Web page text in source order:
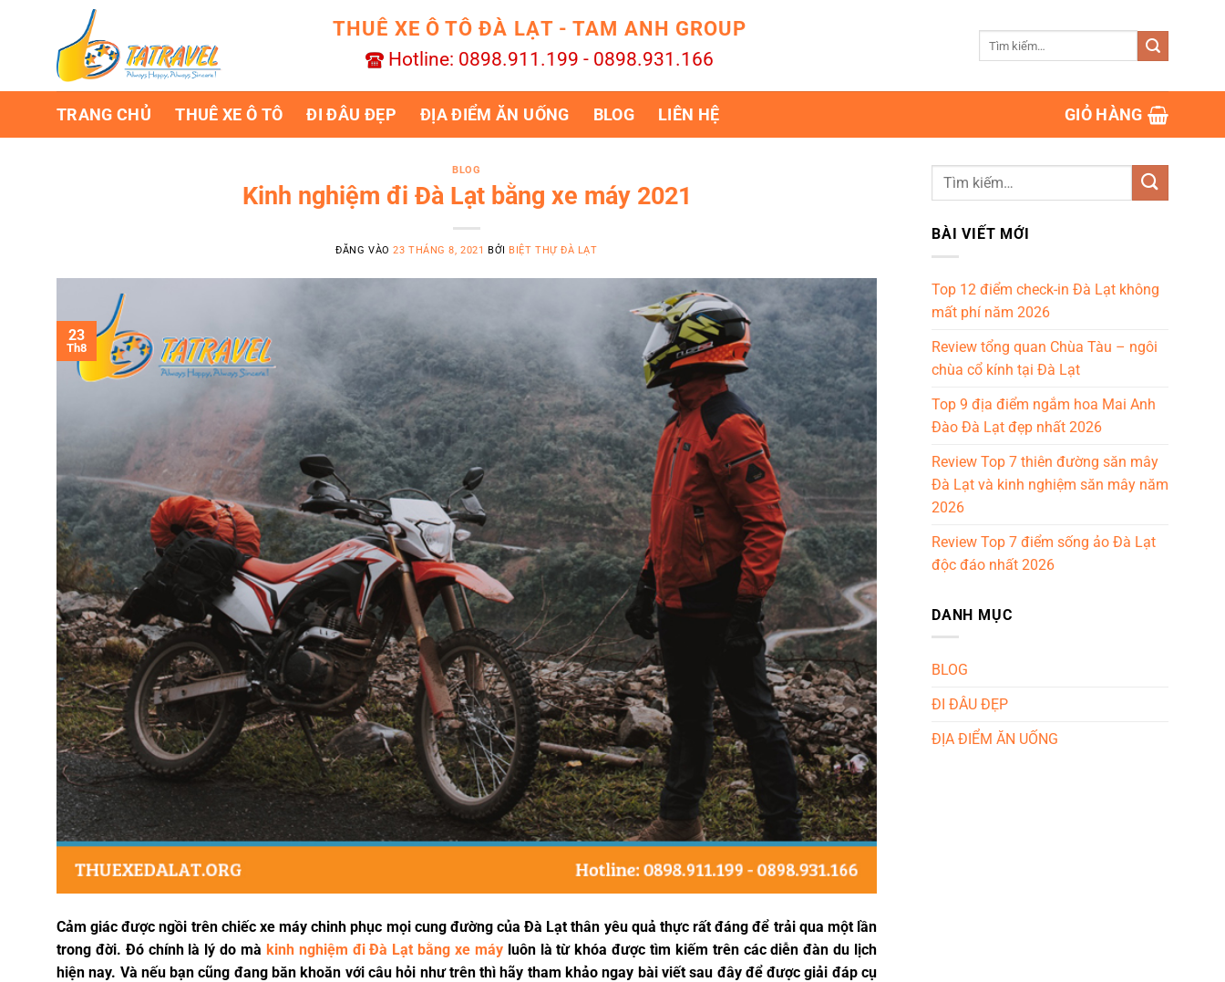
THUÊ XE Ô TÔ ĐÀ LẠT - TAM ANH GROUP
Hotline: 0898.911.199 - 0898.931.166
TRANG CHỦ THUÊ XE Ô TÔ ĐI ĐÂU ĐẸP ĐỊA ĐIỂM ĂN UỐNG BLOG LIÊN HỆ GIỎ HÀNG
BLOG
Kinh nghiệm đi Đà Lạt bằng xe máy 2021
ĐĂNG VÀO23 THÁNG 8, 2021 BỞI BIỆT THỰ ĐÀ LẠT
23
Th8
Cảm giác được ngồi trên chiếc xe máy chinh phục mọi cung đường của Đà Lạt thân yêu quả thực rất đáng để trải qua một lần
trong đời. Đó chính là lý do mà kinh nghiệm đi Đà Lạt bằng xe máyluôn là từ khóa được tìm kiếm trên các diễn đàn du lịch
hiện nay. Và nếu bạn cũng đang băn khoăn với câu hỏi như trên thì hãy tham khảo ngay bài viết sau đây để được giải đáp cụ
BÀI VIẾT MỚI
Top 12 điểm check-in Đà Lạt không
mất phí năm 2026
Review tổng quan Chùa Tàu – ngôi
chùa cổ kính tại Đà Lạt
Top 9 địa điểm ngắm hoa Mai Anh
Đào Đà Lạt đẹp nhất 2026
Review Top 7 thiên đường săn mây
Đà Lạt và kinh nghiệm săn mây năm
2026
Review Top 7 điểm sống ảo Đà Lạt
độc đáo nhất 2026
DANH MỤC
BLOG
ĐI ĐÂU ĐẸP
ĐỊA ĐIỂM ĂN UỐNG